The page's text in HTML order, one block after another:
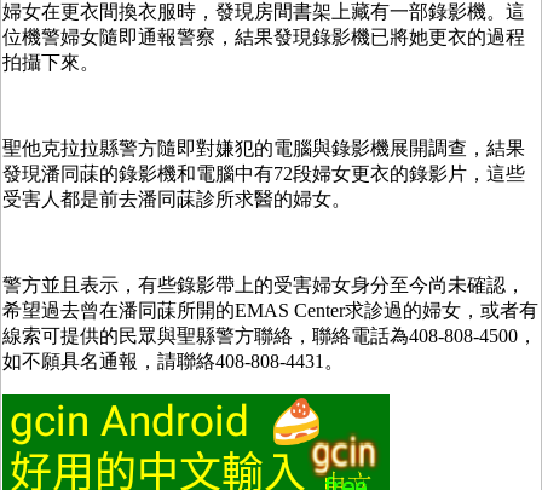
婦女在更衣間換衣服時，發現房間書架上藏有一部錄影機。這
位機警婦女隨即通報警察，結果發現錄影機已將她更衣的過程
拍攝下來。
聖他克拉拉縣警方隨即對嫌犯的電腦與錄影機展開調查，結果
發現潘同菋的錄影機和電腦中有72段婦女更衣的錄影片，這些
受害人都是前去潘同菋診所求醫的婦女。
警方並且表示，有些錄影帶上的受害婦女身分至今尚未確認，
希望過去曾在潘同菋所開的EMAS Center求診過的婦女，或者有
線索可提供的民眾與聖縣警方聯絡，聯絡電話為408-808-4500 ，
如不願具名通報，請聯絡408-808-4431。